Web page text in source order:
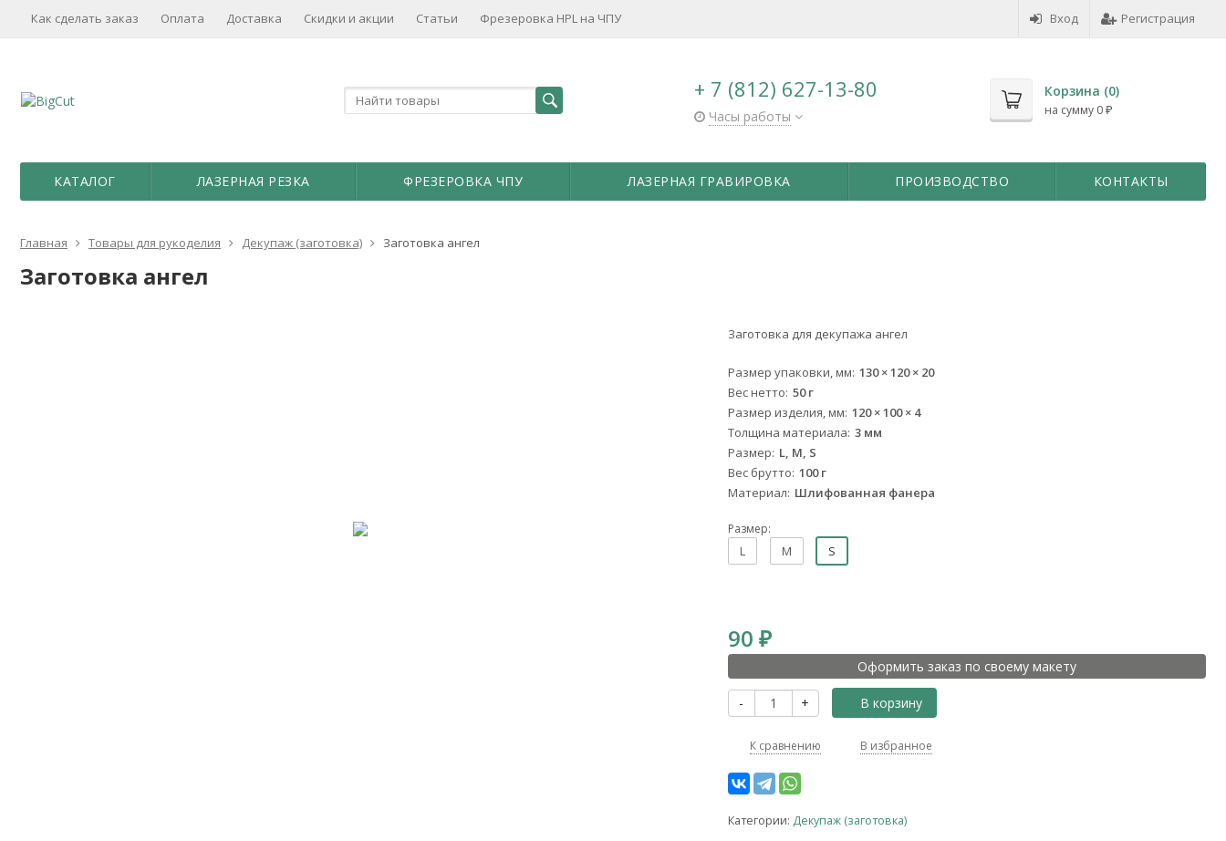
Вход Регистрация
Как сделать заказ Оплата Доставка Скидки и акции Статьи Фрезеровка HPL на ЧПУ
+ 7 (812) 627-13-80
Часы работы
Корзина (0)
на сумму 0 ₽
КАТАЛОГ ЛАЗЕРНАЯ РЕЗКА ФРЕЗЕРОВКА ЧПУ ЛАЗЕРНАЯ ГРАВИРОВКА ПРОИЗВОДСТВО КОНТАКТЫ
Главная Товары для рукоделия Декупаж (заготовка) Заготовка ангел
Заготовка ангел
Заготовка для декупажа ангел
Размер упаковки, мм 130 × 120 × 20
Вес нетто 50 г
Размер изделия, мм 120 × 100 × 4
Толщина материала 3 мм
Размер L, M, S
Вес брутто 100 г
Материал Шлифованная фанера
Размер:
L M S
90 ₽
Оформить заказ по своему макету
- + В корзину
К сравнению В избранное
Категории: Декупаж (заготовка)